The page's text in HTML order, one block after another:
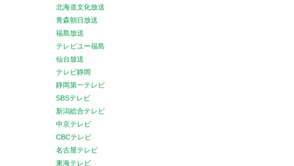
北海道文化放送
青森朝日放送
福島放送
テレビユー福島
仙台放送
テレビ静岡
静岡第一テレビ
SBSテレビ
新潟総合テレビ
中京テレビ
CBCテレビ
名古屋テレビ
東海テレビ